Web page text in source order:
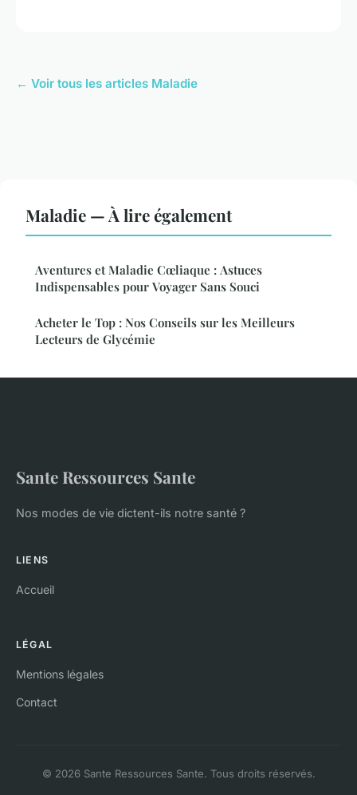
← Voir tous les articles Maladie
Maladie — À lire également
Aventures et Maladie Cœliaque : Astuces
Indispensables pour Voyager Sans Souci
Acheter le Top : Nos Conseils sur les Meilleurs
Lecteurs de Glycémie
Sante Ressources Sante
Nos modes de vie dictent-ils notre santé ?
LIENS
Accueil
LÉGAL
Mentions légales
Contact
© 2026 Sante Ressources Sante. Tous droits réservés.